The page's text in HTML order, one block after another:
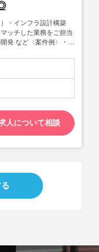
例大手クレジットカー
・インフラ設計構築
ッチした業務をご担当
発 など〈案件例〉・大
仮想化環境)・ネットワ
／Sharepoint／S
／Azure／O365）の設
ラウドサービス構築
、AWS、Zabbi
、C#、C#(MVC、
、seasar2、Struts
】Oracle、MySQL、
ウド】VMware、Hyp
人について相談